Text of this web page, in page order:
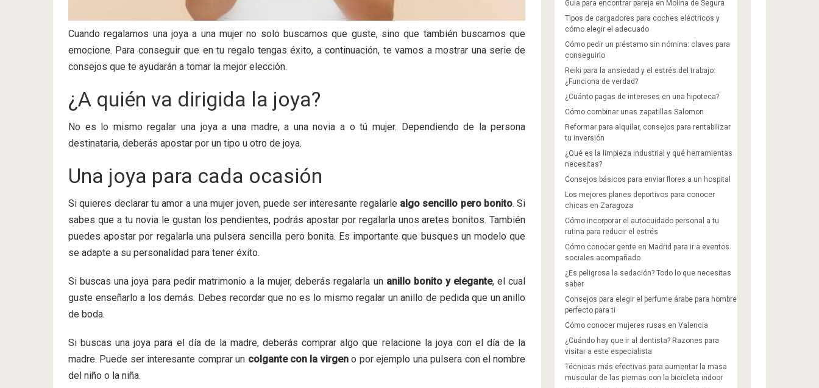
Cuando regalamos una joya a una mujer no solo buscamos que guste, sino que también buscamos que
emocione. Para conseguir que en tu regalo tengas éxito, a continuación, te vamos a mostrar una serie de
consejos que te ayudarán a tomar la mejor elección.
¿A quién va dirigida la joya?
No es lo mismo regalar una joya a una madre, a una novia a o tú mujer. Dependiendo de la persona
destinataria, deberás apostar por un tipo u otro de joya.
Una joya para cada ocasión
Si quieres declarar tu amor a una mujer joven, puede ser interesante regalarle algo sencillo pero bonito. Si
sabes que a tu novia le gustan los pendientes, podrás apostar por regalarla unos aretes bonitos. También
puedes apostar por regalarla una pulsera sencilla pero bonita. Es importante que busques un modelo que
se adapte a su personalidad para tener éxito.
Si buscas una joya para pedir matrimonio a la mujer, deberás regalarla un anillo bonito y elegante, el cual
guste enseñarlo a los demás. Debes recordar que no es lo mismo regalar un anillo de pedida que un anillo
de boda.
Si buscas una joya para el día de la madre, deberás comprar algo que relacione la joya con el día de la
madre. Puede ser interesante comprar un colgante con la virgeno por ejemplo una pulsera con el nombre
del niño o la niña.
Guía para encontrar pareja en Molina de Segura
Tipos de cargadores para coches eléctricos y
cómo elegir el adecuado
Cómo pedir un préstamo sin nómina: claves para
conseguirlo
Reiki para la ansiedad y el estrés del trabajo:
¿Funciona de verdad?
¿Cuánto pagas de intereses en una hipoteca?
Cómo combinar unas zapatillas Salomon​
Reformar para alquilar, consejos para rentabilizar
tu inversión
¿Qué es la limpieza industrial y qué herramientas
necesitas?
Consejos básicos para enviar flores a un hospital
Los mejores planes deportivos para conocer
chicas en Zaragoza
Cómo incorporar el autocuidado personal a tu
rutina para reducir el estrés
Cómo conocer gente en Madrid para ir a eventos
sociales acompañado
¿Es peligrosa la sedación? Todo lo que necesitas
saber
Consejos para elegir el perfume árabe para hombre
perfecto para ti
Cómo conocer mujeres rusas en Valencia
¿Cuándo hay que ir al dentista? Razones para
visitar a este especialista
Técnicas más efectivas para aumentar la masa
muscular de las piernas con la bicicleta indoor